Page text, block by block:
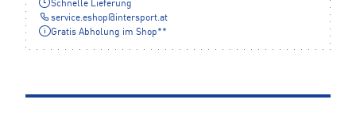
Schnelle Lieferung
service.eshop@ intersport.at
Gratis Abholung im Shop**